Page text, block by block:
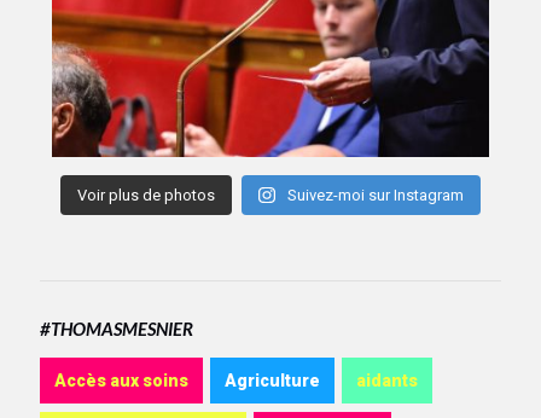
Voir plus de photos Suivez-moi sur Instagram
#THOMASMESNIER
Accès aux soins Agriculture aidants